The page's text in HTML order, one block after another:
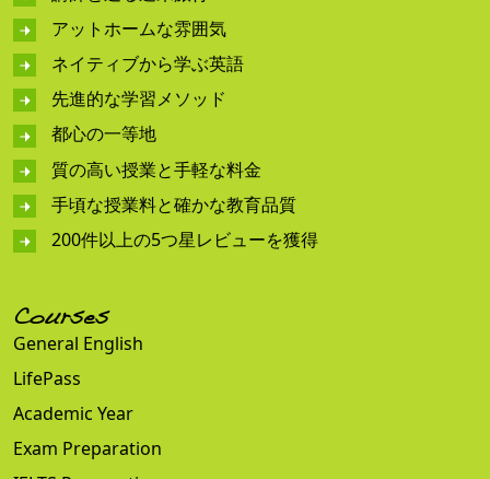
アットホームな雰囲気
ネイティブから学ぶ英語
先進的な学習メソッド
都心の一等地
質の高い授業と手軽な料金
手頃な授業料と確かな教育品質
200件以上の5つ星レビューを獲得
Courses
General English
LifePass
Academic Year
Exam Preparation